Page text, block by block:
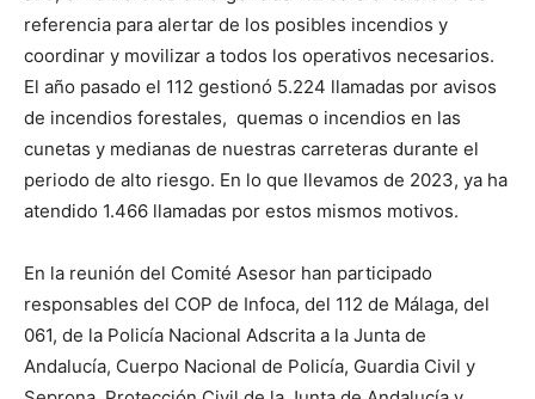
referencia para alertar de los posibles incendios y
coordinar y movilizar a todos los operativos necesarios.
El año pasado el 112 gestionó 5.224 llamadas por avisos
de incendios forestales, quemas o incendios en las
cunetas y medianas de nuestras carreteras durante el
periodo de alto riesgo. En lo que llevamos de 2023, ya ha
atendido 1.466 llamadas por estos mismos motivos.
En la reunión del Comité Asesor han participado
responsables del COP de Infoca, del 112 de Málaga, del
061, de la Policía Nacional Adscrita a la Junta de
Andalucía, Cuerpo Nacional de Policía, Guardia Civil y